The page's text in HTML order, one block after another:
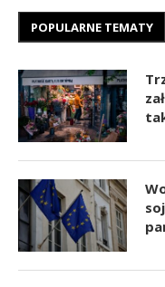
POPULARNE TEMATY